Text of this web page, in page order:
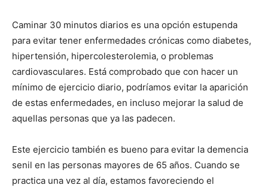
Caminar 30 minutos diarios es una opción estupenda
para evitar tener enfermedades crónicas como diabetes,
hipertensión, hipercolesterolemia, o problemas
cardiovasculares. Está comprobado que con hacer un
mínimo de ejercicio diario, podríamos evitar la aparición
de estas enfermedades, en incluso mejorar la salud de
aquellas personas que ya las padecen.
Este ejercicio también es bueno para evitar la demencia
senil en las personas mayores de 65 años. Cuando se
practica una vez al día, estamos favoreciendo el